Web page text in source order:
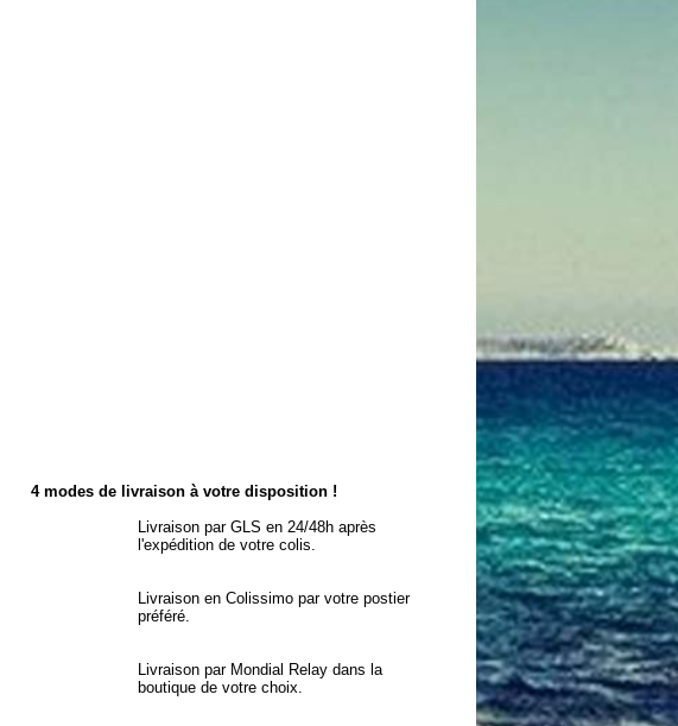
4 modes de livraison à votre disposition !
Livraison par GLS en 24/48h après
l'expédition de votre colis.
Livraison en Colissimo par votre postier
préféré.
Livraison par Mondial Relay dans la
boutique de votre choix.